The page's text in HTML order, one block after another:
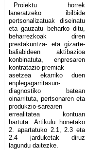
Proiektu horrek
laneratzeko ibilbide
pertsonalizatuak diseinatu
eta gauzatu beharko ditu,
beharrezkoak diren
prestakuntza- eta gizarte-
baliabideen aktibazioa
konbinatuta, enpresaren
kontratazio-premiak
asetzea ekarriko duen
enplegagarritasun-
diagnostiko batean
oinarrituta, pertsonaren eta
produkzio-sarearen
errealitatea kontuan
hartuta. Artikulu honetako
2. apartatuko 2.1, 2.3 eta
2.4 jarduketak diruz
lagundu daitezke.